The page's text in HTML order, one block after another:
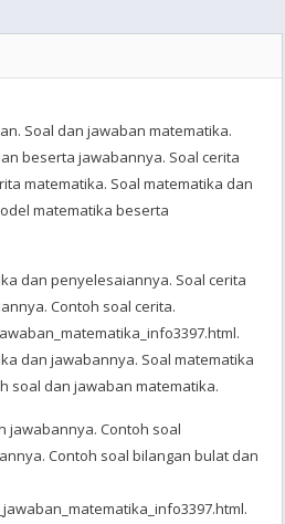
Soal dan jawaban matematika.
beserta jawabannya. Soal cerita
matematika. Soal matematika dan
matematika beserta
dan penyelesaiannya. Soal cerita
Contoh soal cerita.
dan jawabannya. Soal matematika
soal dan jawaban matematika.
jawabannya. Contoh soal
Contoh soal bilangan bulat dan